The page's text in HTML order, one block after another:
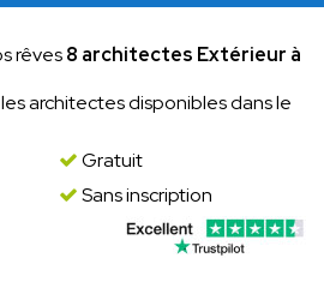
rêves8 architectes Extérieur à
architectes disponibles dans le
Gratuit
Sans inscription